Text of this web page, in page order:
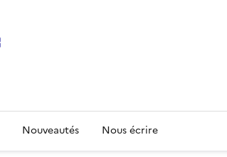
Nouveautés Nous écrire